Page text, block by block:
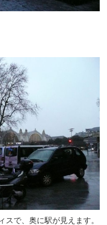
スで、奥に駅が見えます。